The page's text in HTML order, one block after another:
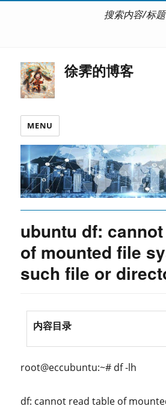
搜索内容/标题
徐霁的博客
MENU
ubuntu df:
of mounted file
such file or
内容目录
root@eccubuntu:~# df -lh
df: cannot read table of